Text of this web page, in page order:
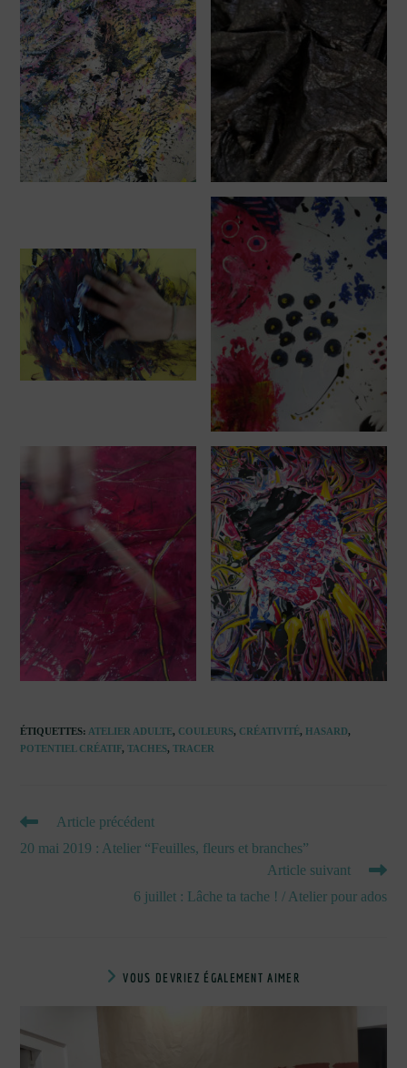
ÉTIQUETTES:ATELIER ADULTE, COULEURS, CRÉATIVITÉ, HASARD,
POTENTIEL CRÉATIF, TACHES, TRACER
READ
ARTICLES
Article précédent
20 mai 2019 : Atelier “Feuilles, fleurs et branches”
Article suivant
6 juillet : Lâche ta tache ! / Atelier pour ados
VOUS DEVRIEZ ÉGALEMENT AIMER